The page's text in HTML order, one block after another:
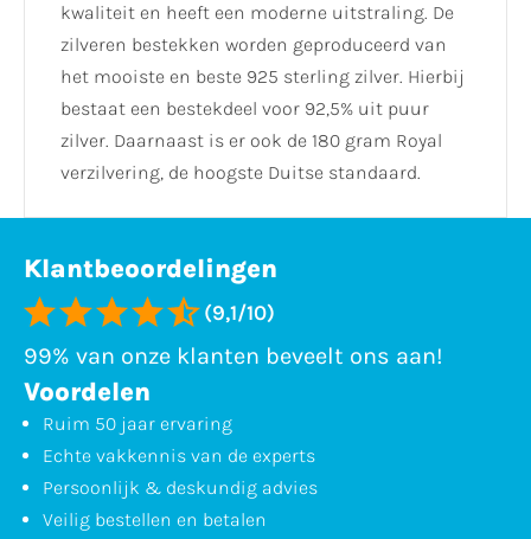
kwaliteit en heeft een moderne uitstraling. De
zilveren bestekken worden geproduceerd van
het mooiste en beste 925 sterling zilver. Hierbij
bestaat een bestekdeel voor 92,5% uit puur
zilver. Daarnaast is er ook de 180 gram Royal
verzilvering, de hoogste Duitse standaard.
Klantbeoordelingen
(9,1/10)
99% van onze klanten beveelt ons aan!
Voordelen
Ruim 50 jaar ervaring
Echte vakkennis van de experts
Persoonlijk & deskundig advies
Veilig bestellen en betalen